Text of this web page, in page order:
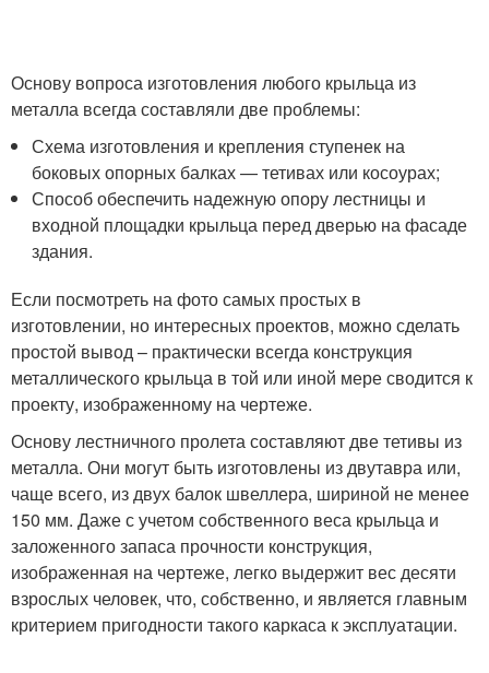
Основу вопроса изготовления любого крыльца из
металла всегда составляли две проблемы:
Схема изготовления и крепления ступенек на
боковых опорных балках — тетивах или косоурах;
Способ обеспечить надежную опору лестницы и
входной площадки крыльца перед дверью на фасаде
здания.
Если посмотреть на фото самых простых в
изготовлении, но интересных проектов, можно сделать
простой вывод – практически всегда конструкция
металлического крыльца в той или иной мере сводится к
проекту, изображенному на чертеже.
Основу лестничного пролета составляют две тетивы из
металла. Они могут быть изготовлены из двутавра или,
чаще всего, из двух балок швеллера, шириной не менее
150 мм. Даже с учетом собственного веса крыльца и
заложенного запаса прочности конструкция,
изображенная на чертеже, легко выдержит вес десяти
взрослых человек, что, собственно, и является главным
критерием пригодности такого каркаса к эксплуатации.